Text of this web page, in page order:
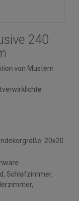
240
von Mustern
20x20
Schlafzimmer,